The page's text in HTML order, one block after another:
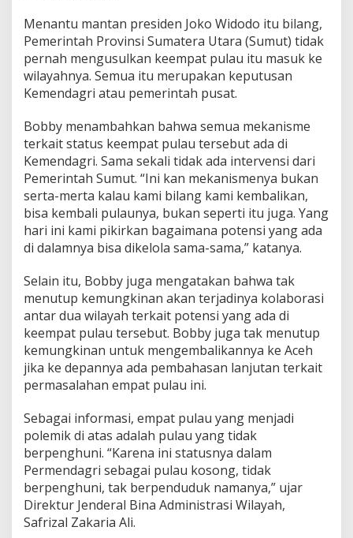
Menantu mantan presiden Joko Widodo itu bilang,
Pemerintah Provinsi Sumatera Utara (Sumut) tidak
pernah mengusulkan keempat pulau itu masuk ke
wilayahnya. Semua itu merupakan keputusan
Kemendagri atau pemerintah pusat.
Bobby menambahkan bahwa semua mekanisme
terkait status keempat pulau tersebut ada di
Kemendagri. Sama sekali tidak ada intervensi dari
Pemerintah Sumut. “Ini kan mekanismenya bukan
serta-merta kalau kami bilang kami kembalikan,
bisa kembali pulaunya, bukan seperti itu juga. Yang
hari ini kami pikirkan bagaimana potensi yang ada
di dalamnya bisa dikelola sama-sama,” katanya.
Selain itu, Bobby juga mengatakan bahwa tak
menutup kemungkinan akan terjadinya kolaborasi
antar dua wilayah terkait potensi yang ada di
keempat pulau tersebut. Bobby juga tak menutup
kemungkinan untuk mengembalikannya ke Aceh
jika ke depannya ada pembahasan lanjutan terkait
permasalahan empat pulau ini.
Sebagai informasi, empat pulau yang menjadi
polemik di atas adalah pulau yang tidak
berpenghuni. “Karena ini statusnya dalam
Permendagri sebagai pulau kosong, tidak
berpenghuni, tak berpenduduk namanya,” ujar
Direktur Jenderal Bina Administrasi Wilayah,
Safrizal Zakaria Ali.